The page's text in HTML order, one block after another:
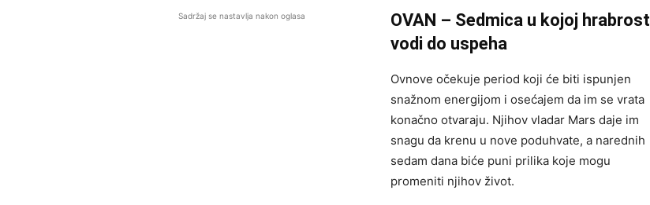
Sadržaj se nastavlja nakon oglasa
OVAN – Sedmica u kojoj hrabrost
vodi do uspeha
Ovnove očekuje period koji će biti ispunjen
snažnom energijom i osećajem da im se vrata
konačno otvaraju. Njihov vladar Mars daje im
snagu da krenu u nove poduhvate, a narednih
sedam dana biće puni prilika koje mogu
promeniti njihov život.